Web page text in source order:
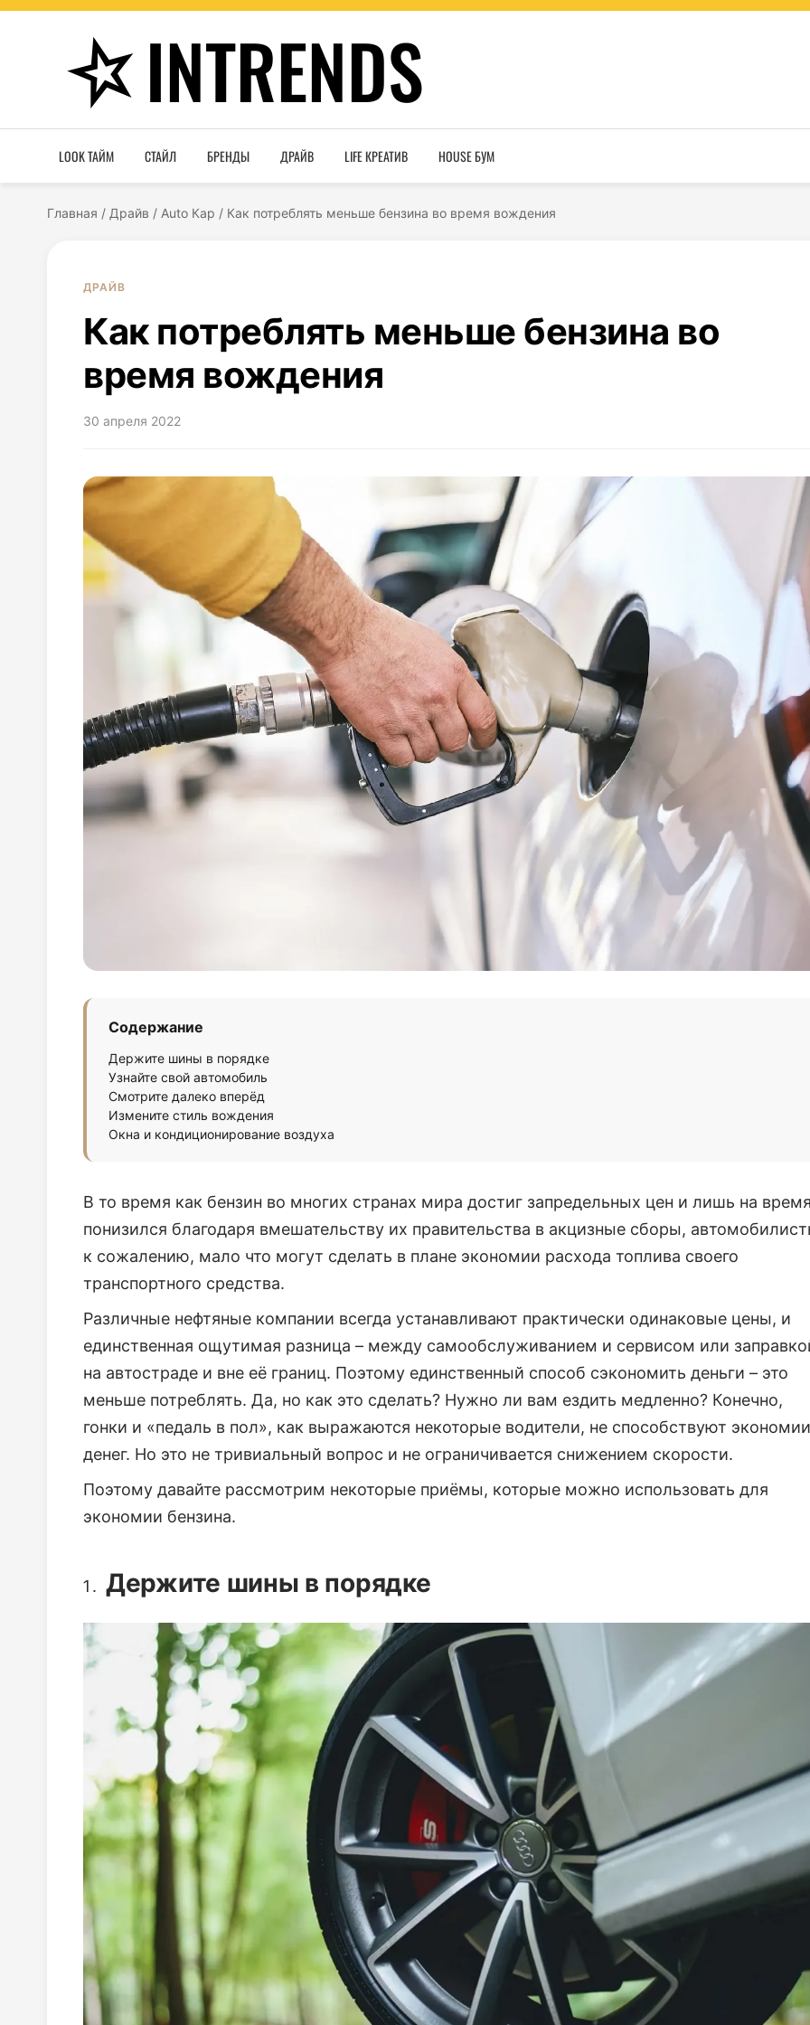
INTRENDS
LOOK ТАЙМ СТАЙЛ БРЕНДЫ ДРАЙВ LIFE КРЕАТИВ HOUSE БУМ
Главная / Драйв / Auto Кар / Как потреблять меньше бензина во время вождения
ДРАЙВ
Как потреблять меньше бензина во
время вождения
30 апреля 2022
Содержание
Держите шины в порядке
Узнайте свой автомобиль
Смотрите далеко вперёд
Измените стиль вождения
Окна и кондиционирование воздуха
В то время как бензин во многих странах мира достиг запредельных цен и лишь на время
понизился благодаря вмешательству их правительства в акцизные сборы,
к сожалению, мало что могут сделать в плане экономии расхода топлива своего
транспортного средства.
Различные нефтяные компании всегда устанавливают практически одинаковые цены, и
единственная ощутимая разница – между самообслуживанием и сервисом или
на автостраде и вне её границ. Поэтому единственный способ сэкономить деньги – это
меньше потреблять. Да, но как это сделать? Нужно ли вам ездить медленно? Конечно,
гонки и «педаль в пол», как выражаются некоторые водители, не способствуют экономии
денег. Но это не тривиальный вопрос и не ограничивается снижением скорости.
Поэтому давайте рассмотрим некоторые приёмы, которые можно использовать для
экономии бензина.
Держите шины в порядке